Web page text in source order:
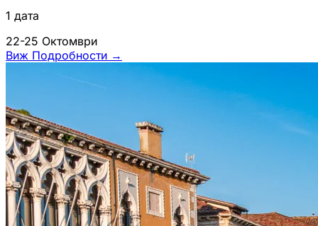
1 дата
22-25 Октомври
Виж Подробности →